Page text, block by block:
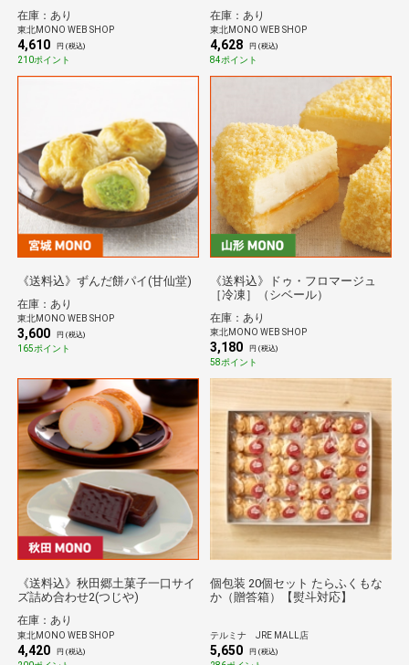
在庫：あり
東北MONO WEB SHOP
4,610 円 (税込)
210ポイント
在庫：あり
東北MONO WEB SHOP
4,628 円 (税込)
84ポイント
《送料込》ずんだ餅パイ(甘仙堂)
在庫：あり
東北MONO WEB SHOP
3,600 円 (税込)
165ポイント
《送料込》ドゥ・フロマージュ
［冷凍］（シベール）
在庫：あり
東北MONO WEB SHOP
3,180 円 (税込)
58ポイント
《送料込》秋田郷土菓子一口サイ
ズ詰め合わせ2(つじや)
在庫：あり
東北MONO WEB SHOP
4,420 円 (税込)
個包装 20個セット たらふくもな
か（贈答箱）【熨斗対応】
テルミナ JRE MALL店
5,650 円 (税込)